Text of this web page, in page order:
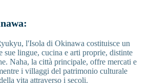
l'Isola di Okinawa costituisce un
sue lingue, cucina e arti proprie, distinte
Naha, la città principale, offre mercati e
i villaggi del patrimonio culturale
vita attraverso i secoli.